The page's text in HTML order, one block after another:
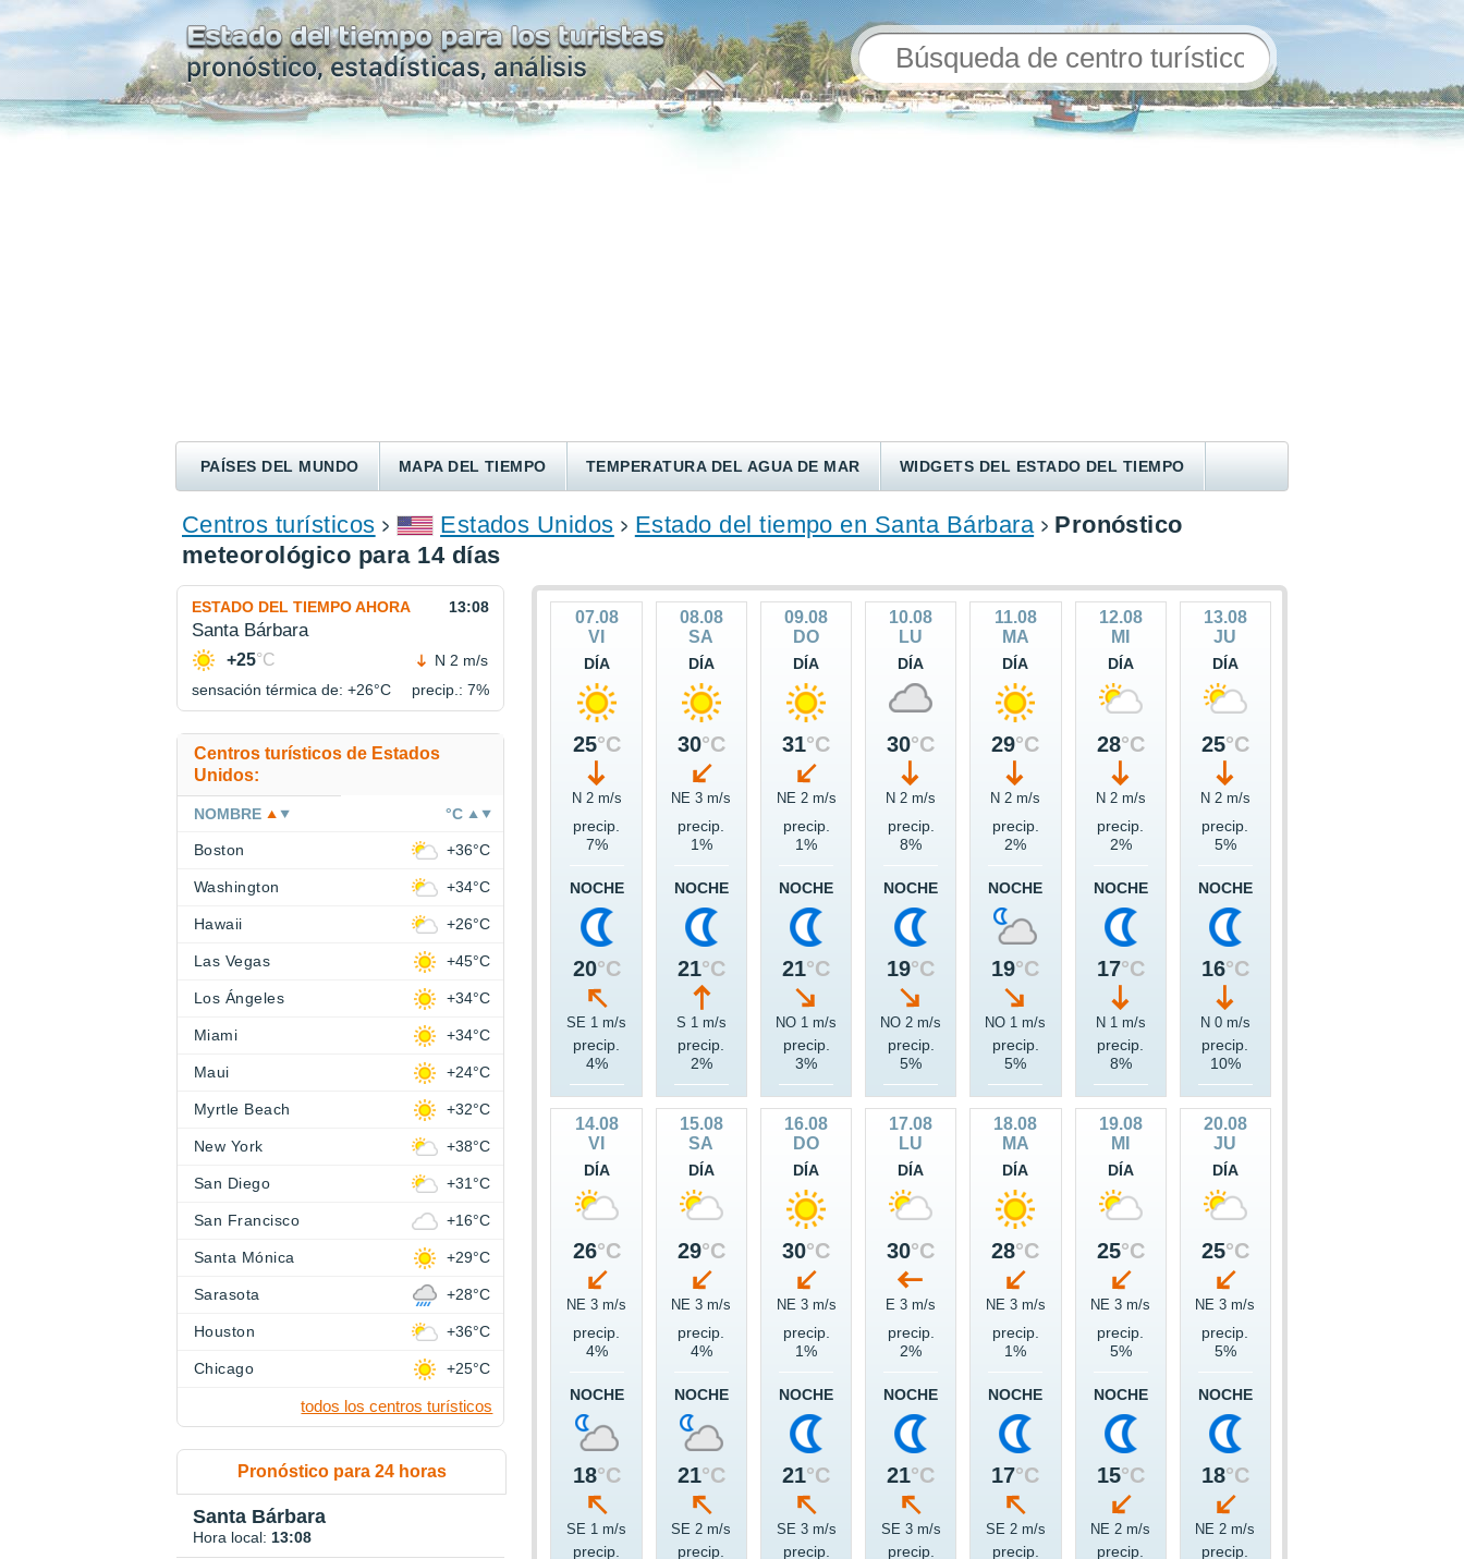
PAÍSES DEL MUNDO MAPA DEL TIEMPO TEMPERATURA DEL AGUA DE MAR WIDGETS DEL ESTADO DEL TIEMPO
ENCONTRAR UN HOTEL
Centros turísticos Estados Unidos Estado del tiempo en Santa Bárbara
Pronóstico
meteorológico para 14 días
07.08
VI
DÍA
25°C
N 2 m/s
precip.
7%
NOCHE
20°C
SE 1 m/s
precip.
4%
08.08
SA
DÍA
30°C
NE 3 m/s
precip.
1%
NOCHE
21°C
S 1 m/s
precip.
2%
09.08
DO
DÍA
31°C
NE 2 m/s
precip.
1%
NOCHE
21°C
NO 1 m/s
precip.
3%
10.08
LU
DÍA
30°C
N 2 m/s
precip.
8%
NOCHE
19°C
NO 2 m/s
precip.
5%
11.08
MA
DÍA
29°C
N 2 m/s
precip.
2%
NOCHE
19°C
NO 1 m/s
precip.
5%
12.08
MI
DÍA
28°C
N 2 m/s
precip.
2%
NOCHE
17°C
N 1 m/s
precip.
8%
13.08
JU
DÍA
25°C
N 2 m/s
precip.
5%
NOCHE
16°C
N 0 m/s
precip.
10%
14.08
VI
DÍA
26°C
NE 3 m/s
precip.
4%
NOCHE
18°C
SE 1 m/s
precip.
15.08
SA
DÍA
29°C
NE 3 m/s
precip.
4%
NOCHE
21°C
SE 2 m/s
precip.
16.08
DO
DÍA
30°C
NE 3 m/s
precip.
1%
NOCHE
21°C
SE 3 m/s
precip.
17.08
LU
DÍA
30°C
E 3 m/s
precip.
2%
NOCHE
21°C
SE 3 m/s
precip.
18.08
MA
DÍA
28°C
NE 3 m/s
precip.
1%
NOCHE
17°C
SE 2 m/s
precip.
19.08
MI
DÍA
25°C
NE 3 m/s
precip.
5%
NOCHE
15°C
NE 2 m/s
precip.
20.08
JU
DÍA
25°C
NE 3 m/s
precip.
5%
NOCHE
18°C
NE 2 m/s
precip.
ESTADO DEL TIEMPO AHORA 13:08
Santa Bárbara
+25°C
N 2 m/s
sensación térmica de: +26°C precip.: 7%
Centros turísticos de Estados
Unidos:
NOMBRE °C
Boston +36°C
Washington +34°C
Hawaii +26°C
Las Vegas +45°C
Los Ángeles +34°C
Miami +34°C
Maui +24°C
Myrtle Beach +32°C
New York +38°C
San Diego +31°C
San Francisco +16°C
Santa Mónica +29°C
Sarasota +28°C
Houston +36°C
Chicago +25°C
todos los centros turísticos
Pronóstico para 24 horas
Santa Bárbara
Hora local: 13:08